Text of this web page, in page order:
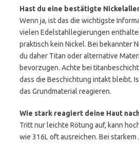
Hast du eine bestätigte
Wenn ja, ist das die wichtigste
vielen Edelstahllegierungen
praktisch kein Nickel. Bei bekannter
du daher Titan oder alternative
bevorzugen. Achte bei
dass die Beschichtung intakt bleibt.
das Grundmaterial reagieren.
Wie stark reagiert deine Haut
Tritt nur leichte Rötung auf, kann
wie 316L oft ausreichen. Bei